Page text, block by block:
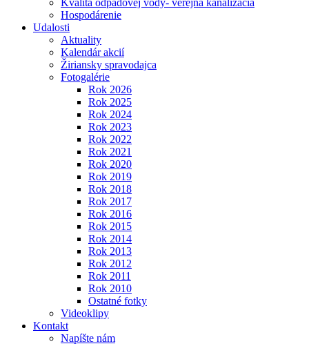
Kvalita odpadovej vody- verejná kanalizácia
Hospodárenie
Udalosti
Aktuality
Kalendár akcií
Žiriansky spravodajca
Fotogalérie
Rok 2026
Rok 2025
Rok 2024
Rok 2023
Rok 2022
Rok 2021
Rok 2020
Rok 2019
Rok 2018
Rok 2017
Rok 2016
Rok 2015
Rok 2014
Rok 2013
Rok 2012
Rok 2011
Rok 2010
Ostatné fotky
Videoklipy
Kontakt
Napíšte nám